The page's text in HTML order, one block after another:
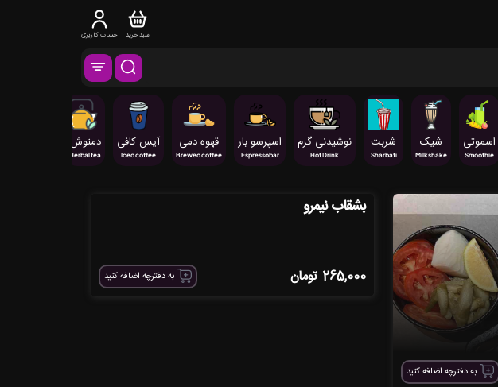
حساب کاربری سبد خرید
اسموتی
Smoothie
شیک
Milkshake
شربت
Sharbati
نوشیدنی گرم
Hot Drink
اسپرسو بار
Espressobar
قهوه دمی
Brewed coffee
آیس کافی
Iced coffee
دمنوش
Herbal tea
به دفترچه اضافه کنید
بشقاب نیمرو
265,000 تومان به دفترچه اضافه کنید